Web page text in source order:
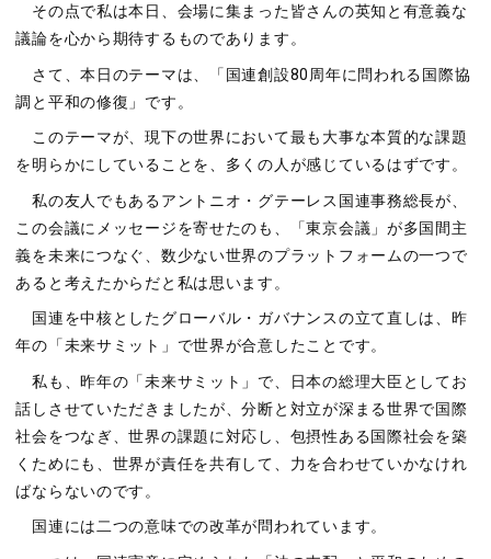
その点で私は本日、会場に集まった皆さんの英知と有意義な
議論を心から期待するものであります。
さて、本日のテーマは、「国連創設80周年に問われる国際協
調と平和の修復」です。
このテーマが、現下の世界において最も大事な本質的な課題
を明らかにしていることを、多くの人が感じているはずです。
私の友人でもあるアントニオ・グテーレス国連事務総長が、
この会議にメッセージを寄せたのも、「東京会議」が多国間主
義を未来につなぐ、数少ない世界のプラットフォームの一つで
あると考えたからだと私は思います。
国連を中核としたグローバル・ガバナンスの立て直しは、昨
年の「未来サミット」で世界が合意したことです。
私も、昨年の「未来サミット」で、日本の総理大臣としてお
話しさせていただきましたが、分断と対立が深まる世界で国際
社会をつなぎ、世界の課題に対応し、包摂性ある国際社会を築
くためにも、世界が責任を共有して、力を合わせていかなけれ
ばならないのです。
国連には二つの意味での改革が問われています。